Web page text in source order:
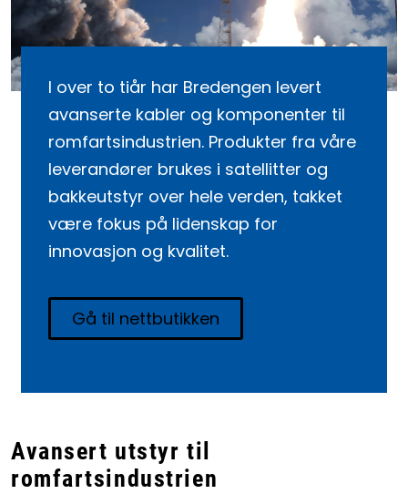
I over to tiår har Bredengen levert
avanserte kabler og komponenter til
romfartsindustrien. Produkter fra våre
leverandører brukes i satellitter og
bakkeutstyr over hele verden, takket
være fokus på lidenskap for
innovasjon og kvalitet.
Gå til nettbutikken
Avansert utstyr til
romfartsindustrien